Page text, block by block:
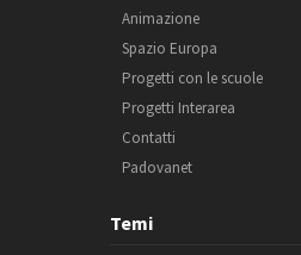
Animazione
Spazio Europa
Progetti con le scuole
Progetti Interarea
Contatti
Padovanet
Temi